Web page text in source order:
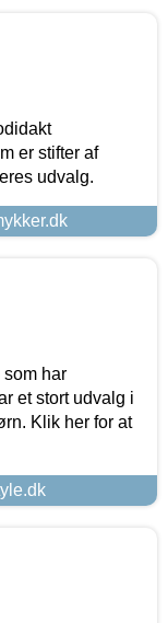
er stifter af
udvalg.
har
et stort udvalg i
Klik her for at